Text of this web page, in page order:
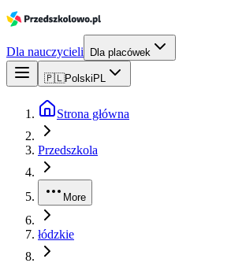
Dla nauczycieli Dla placówek
🇵🇱Polski PL
Strona główna
Przedszkola
More
łódzkie